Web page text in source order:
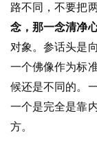
僧
音
高
僧
访
路不同，不要把
念，那一念清净
对象。参话头是
一个佛像作为标
候还是不同的。
一个是完全是靠
方。